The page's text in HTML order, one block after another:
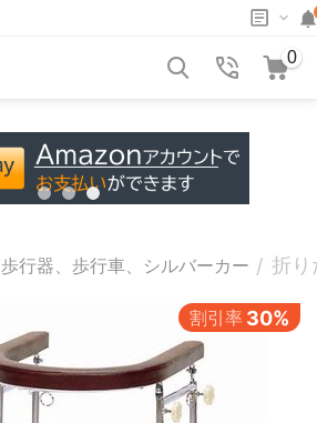
0
歩行器、歩行車、シルバーカー / 折
割引率 30%